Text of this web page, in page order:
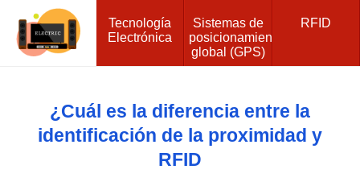
Tecnología
Electrónica
Sistemas de
posicionamiento
global (GPS)
RFID
¿Cuál es la diferencia entre la
identificación de la proximidad y
RFID